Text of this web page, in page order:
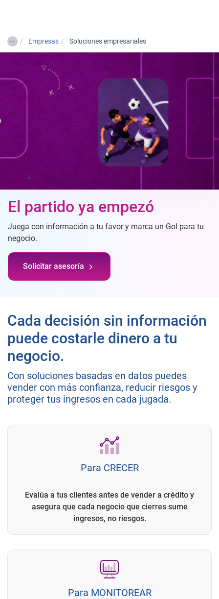
… Empresas Soluciones empresariales
El partido ya empezó
Juega con información a tu favor y marca un Gol para tu
negocio.
Solicitar asesoría
Cada decisión sin información
puede costarle dinero a tu
negocio.
Con soluciones basadas en datos puedes
vender con más confianza, reducir riesgos y
proteger tus ingresos en cada jugada.
Para CRECER
Evalúa a tus clientes antes de vender a crédito y
asegura que cada negocio que cierres sume
ingresos, no riesgos.
Para MONITOREAR